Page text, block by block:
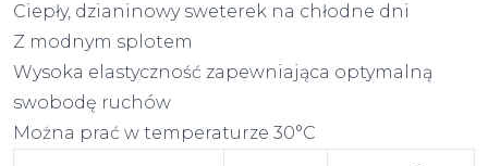
Ciepły, dzianinowy sweterek na chłodne dni
Z modnym splotem
Wysoka elastyczność zapewniająca optymalną
swobodę ruchów
Można prać w temperaturze 30°C